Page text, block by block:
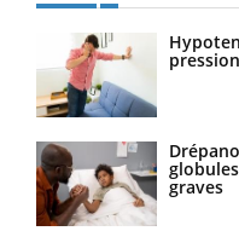
graves